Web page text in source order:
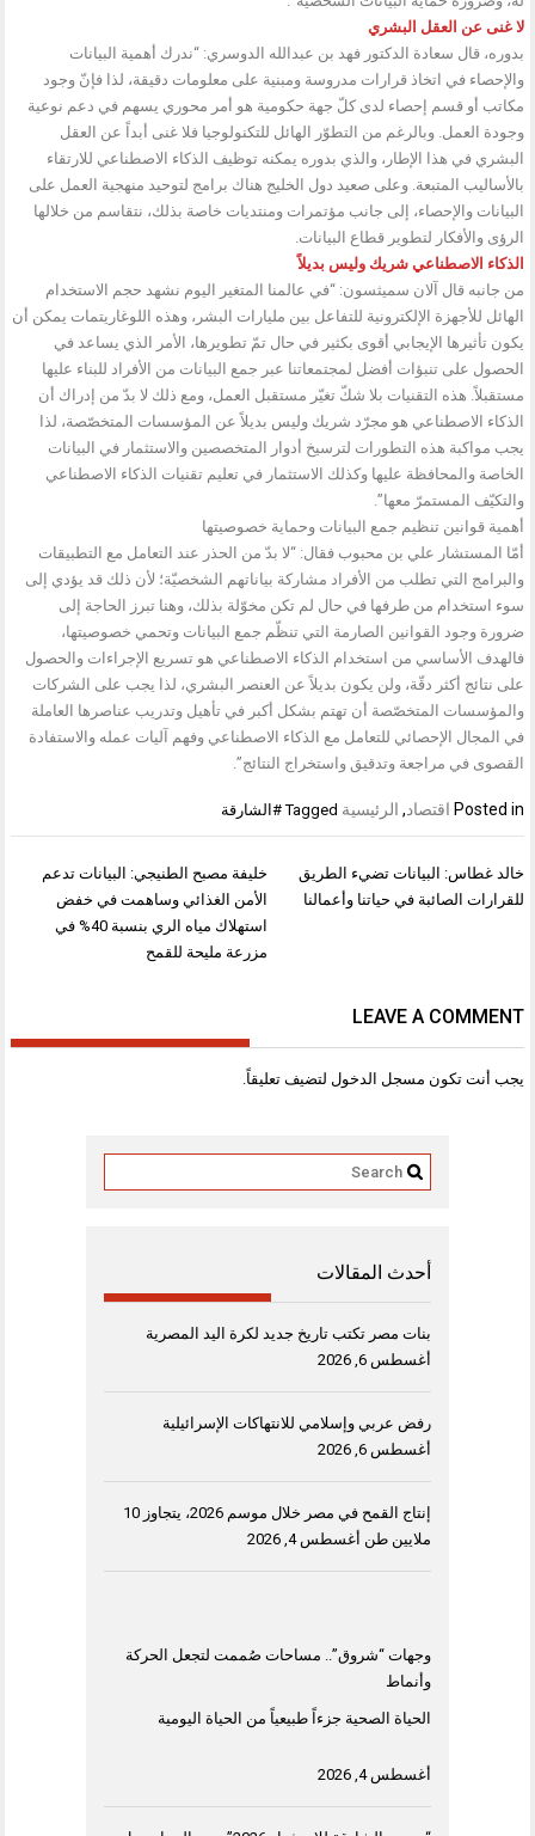
لا غنى عن العقل البشري
بدوره، قال سعادة الدكتور فهد بن عبدالله الدوسري: “ندرك أهمية البيانات
والإحصاء في اتخاذ قرارات مدروسة ومبنية على معلومات دقيقة، لذا فإنّ وجود
مكاتب أو قسم إحصاء لدى كلّ جهة حكومية هو أمر محوري يسهم في دعم نوعية
وجودة العمل. وبالرغم من التطوّر الهائل للتكنولوجيا فلا غنى أبداً عن العقل
البشري في هذا الإطار، والذي بدوره يمكنه توظيف الذكاء الاصطناعي للارتقاء
بالأساليب المتبعة. وعلى صعيد دول الخليج هناك برامج لتوحيد منهجية العمل على
البيانات والإحصاء، إلى جانب مؤتمرات ومنتديات خاصة بذلك، نتقاسم من خلالها
الرؤى والأفكار لتطوير قطاع البيانات.
الذكاء الاصطناعي شريك وليس بديلاً
من جانبه قال آلان سميثسون: “في عالمنا المتغير اليوم نشهد حجم الاستخدام
الهائل للأجهزة الإلكترونية للتفاعل بين مليارات البشر، وهذه اللوغاريتمات يمكن أن
يكون تأثيرها الإيجابي أقوى بكثير في حال تمّ تطويرها، الأمر الذي يساعد في
الحصول على تنبؤات أفضل لمجتمعاتنا عبر جمع البيانات من الأفراد للبناء عليها
مستقبلاً. هذه التقنيات بلا شكّ تغيّر مستقبل العمل، ومع ذلك لا بدّ من إدراك أن
الذكاء الاصطناعي هو مجرّد شريك وليس بديلاً عن المؤسسات المتخصّصة، لذا
يجب مواكبة هذه التطورات لترسيخ أدوار المتخصصين والاستثمار في البيانات
الخاصة والمحافظة عليها وكذلك الاستثمار في تعليم تقنيات الذكاء الاصطناعي
والتكيّف المستمرّ معها”.
أهمية قوانين تنظيم جمع البيانات وحماية خصوصيتها
أمّا المستشار علي بن محبوب فقال: “لا بدّ من الحذر عند التعامل مع التطبيقات
والبرامج التي تطلب من الأفراد مشاركة بياناتهم الشخصيّة؛ لأن ذلك قد يؤدي إلى
سوء استخدام من طرفها في حال لم تكن مخوّلة بذلك، وهنا تبرز الحاجة إلى
ضرورة وجود القوانين الصارمة التي تنظّم جمع البيانات وتحمي خصوصيتها،
فالهدف الأساسي من استخدام الذكاء الاصطناعي هو تسريع الإجراءات والحصول
على نتائج أكثر دقّة، ولن يكون بديلاً عن العنصر البشري، لذا يجب على الشركات
والمؤسسات المتخصّصة أن تهتم بشكل أكبر في تأهيل وتدريب عناصرها العاملة
في المجال الإحصائي للتعامل مع الذكاء الاصطناعي وفهم آليات عمله والاستفادة
القصوى في مراجعة وتدقيق واستخراج النتائج”.
Posted in اقتصاد, الرئيسية Tagged #الشارقة
تصفّح
المقالات
خليفة مصبح الطنيجي: البيانات تدعم
الأمن الغذائي وساهمت في خفض
استهلاك مياه الري بنسبة 40% في
مزرعة مليحة للقمح
خالد غطاس: البيانات تضيء الطريق
للقرارات الصائبة في حياتنا وأعمالنا
LEAVE A COMMENT
يجب أنت تكون مسجل الدخول لتضيف تعليقاً.
أحدث المقالات
بنات مصر تكتب تاريخ جديد لكرة اليد المصرية
أغسطس 6, 2026
رفض عربي وإسلامي للانتهاكات الإسرائيلية
أغسطس 6, 2026
إنتاج القمح في مصر خلال موسم 2026، يتجاوز 10
ملايين طن أغسطس 4, 2026
وجهات “شروق”.. مساحات صُممت لتجعل الحركة
وأنماط
الحياة الصحية جزءاً طبيعياً من الحياة اليومية
أغسطس 4, 2026